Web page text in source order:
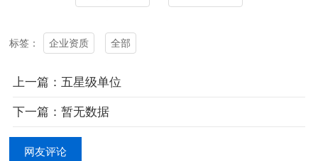
标签： 企业资质 全部
上一篇：五星级单位
下一篇：暂无数据
网友评论